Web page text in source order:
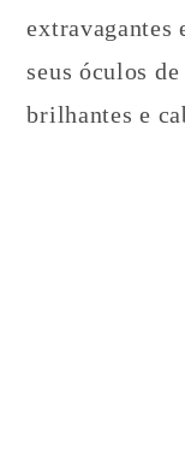
extravagantes
seus óculos
brilhantes e